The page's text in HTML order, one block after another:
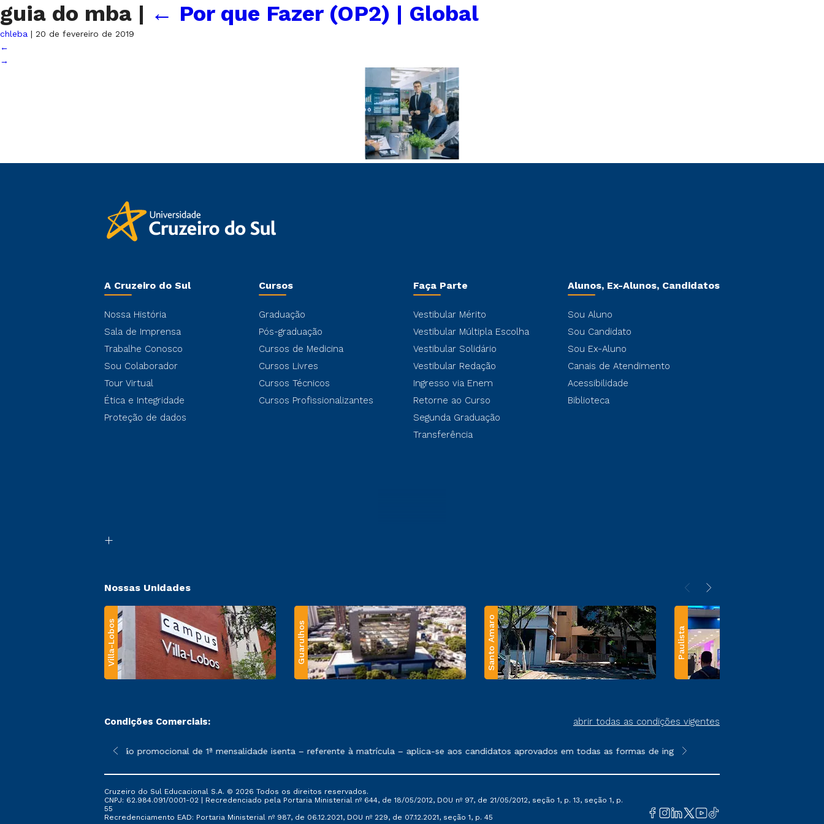
guia do mba | ← Por que Fazer (OP2) | Global
chleba | 20 de fevereiro de 2019
←
→
A Cruzeiro do Sul
Nossa História
Sala de Imprensa
Trabalhe Conosco
Sou Colaborador
Tour Virtual
Ética e Integridade
Proteção de dados
Cursos
Graduação
Pós-graduação
Cursos de Medicina
Cursos Livres
Cursos Técnicos
Cursos Profissionalizantes
Faça Parte
Vestibular Mérito
Vestibular Múltipla Escolha
Vestibular Solidário
Vestibular Redação
Ingresso via Enem
Retorne ao Curso
Segunda Graduação
Transferência
Alunos, Ex-Alunos, Candidatos
Sou Aluno
Sou Candidato
Sou Ex-Aluno
Canais de Atendimento
Acessibilidade
Biblioteca
Nossas Unidades
Villa-Lobos Guarulhos Santo Amaro Paulista
Condições Comerciais: abrir todas as condições vigentes
sofrer alterações nos períodos de rematrícula conforme exposto no contrato de prestação de serviços.
*A condição promocional de 1ª mensalidade isenta – referente à matrícula – aplica-se aos candidatos aprovados em todas as formas de ingresso, exceto na prova on-line ou
**Semipresencial e EAD são
Cruzeiro do Sul Educacional S.A. © 2026 Todos os direitos reservados.
CNPJ: 62.984.091/0001-02 | Recredenciado pela Portaria Ministerial nº 644, de 18/05/2012, DOU nº 97, de 21/05/2012, seção 1, p. 13, seção 1, p.
55
Recredenciamento EAD: Portaria Ministerial nº 987, de 06.12.2021, DOU nº 229, de 07.12.2021, seção 1, p. 45